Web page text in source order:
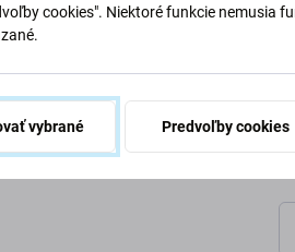
cookies". Niektoré funkcie nemusia
vybrané Predvoľby cookies